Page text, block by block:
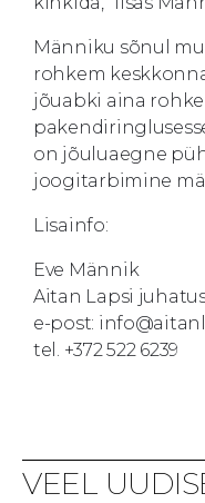
Männiku sõnul
rohkem
jõuabki aina
on jõuluaegne
joogitarbimine
Lisainfo:
Eve Männik
Aitan Lapsi
e-post:
tel. +372 522 6239
VEEL